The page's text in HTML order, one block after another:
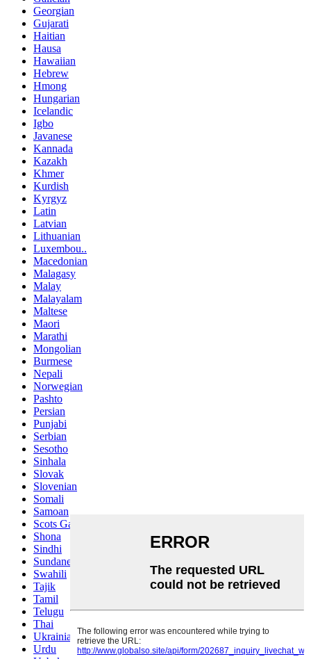
Georgian
Gujarati
Haitian
Hausa
Hawaiian
Hebrew
Hmong
Hungarian
Icelandic
Igbo
Javanese
Kannada
Kazakh
Khmer
Kurdish
Kyrgyz
Latin
Latvian
Lithuanian
Luxembou..
Macedonian
Malagasy
Malay
Malayalam
Maltese
Maori
Marathi
Mongolian
Burmese
Nepali
Norwegian
Pashto
Persian
Punjabi
Serbian
Sesotho
Sinhala
Slovak
Slovenian
Somali
Samoan
Scots Gaelic
Shona
Sindhi
Sundanese
Swahili
Tajik
Tamil
Telugu
Thai
Ukrainian
Urdu